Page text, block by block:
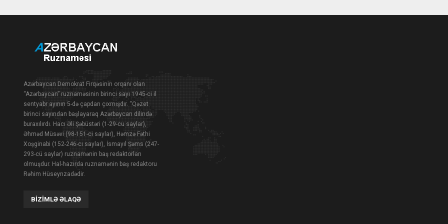
Azərbaycan Demokrat Firqəsinin orqanı olan
“Azərbaycan” ruznaməsinin birinci sayı 1945-ci il
sentyabr ayının 5-də çapdan çıxmışdır. “Qəzet
birinci sayından başlayaraq Azərbaycan dilində
buraxılırdı. Hacı Əli Şəbüstəri (1-29-cu saylar),
Əhməd Müsəvi (98-151-ci saylar), Həmzə Fəthi
Xoşginabi (152-246-cı saylar), İsmayıl Şəms (247-
293-cü saylar) ruznamənin baş redaktorları
olmuşdur. Hal-hazırda ruznamənin baş redaktoru
Rəhim Hüseynzadədir.
BIZIMLƏ ƏLAQƏ